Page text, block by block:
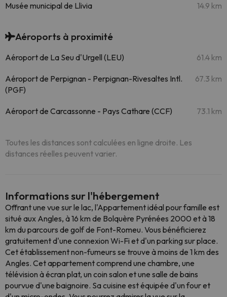
Musée municipal de Llivia 14.9 km
Aéroports à proximité
Aéroport de La Seu d'Urgell (LEU) 61.4 km
Aéroport de Perpignan - Perpignan-Rivesaltes Intl.
(PGF)
67.3 km
Aéroport de Carcassonne - Pays Cathare (CCF) 73.1 km
Toutes les distances sont calculées en ligne droite. Les
distances réelles peuvent varier.
Informations sur l'hébergement
Offrant une vue sur le lac, l'Appartement idéal pour famille est
situé aux Angles, à 16 km de Bolquère Pyrénées 2000 et à 18
km du parcours de golf de Font-Romeu. Vous bénéficierez
gratuitement d'une connexion Wi-Fi et d'un parking sur place.
Cet établissement non-fumeurs se trouve à moins de 1 km des
Angles. Cet appartement comprend une chambre, une
télévision à écran plat, un coin salon et une salle de bains
pourvue d'une baignoire. Sa cuisine est équipée d'un four et